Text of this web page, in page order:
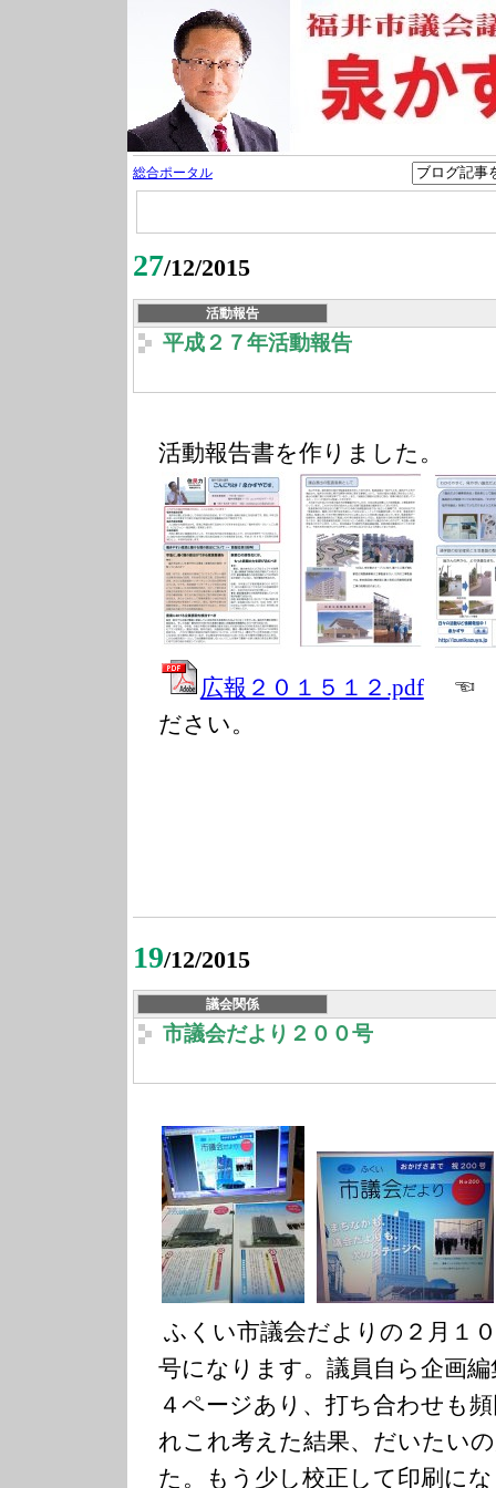
総合ポータル
27/12/2015
活動報告
平成２７年活動報告
活動報告書を作りました。
広報２０１５１２.pdf☜ ク
ださい。
19/12/2015
議会関係
市議会だより２００号
ふくい市議会だよりの２月１
号になります。議員自ら企画
４ページあり、打ち合わせも
れこれ考えた結果、だいたい
た。もう少し校正して印刷に